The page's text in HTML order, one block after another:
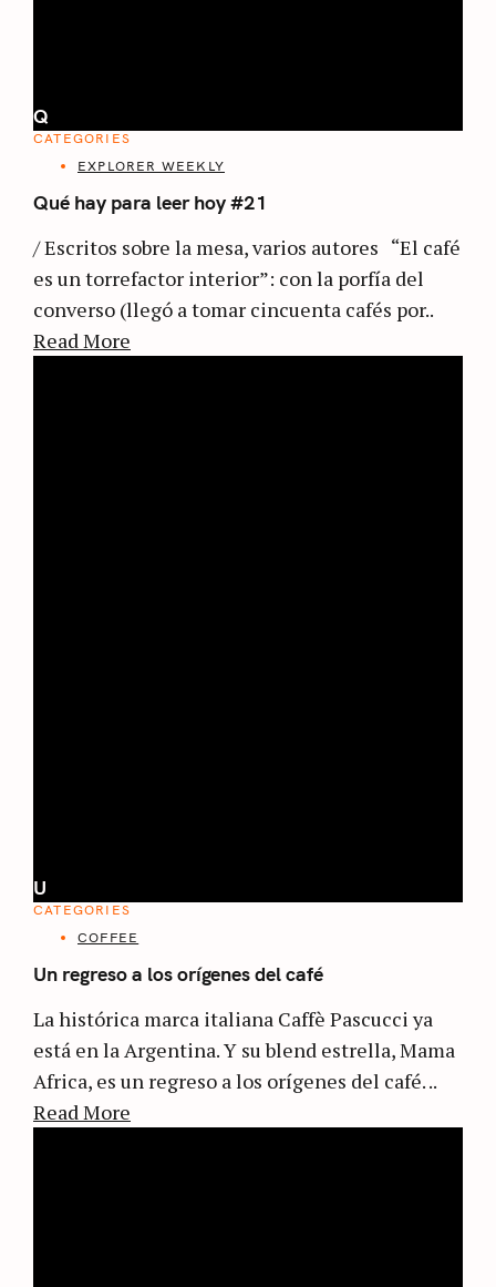
Q
CATEGORIES
EXPLORER WEEKLY
Qué hay para leer hoy #21
/ Escritos sobre la mesa, varios autores “El café
es un torrefactor interior”: con la porfía del
converso (llegó a tomar cincuenta cafés por..
Read More
U
CATEGORIES
COFFEE
Un regreso a los orígenes del café
La histórica marca italiana Caffè Pascucci ya
está en la Argentina. Y su blend estrella, Mama
Africa, es un regreso a los orígenes del café. ..
Read More